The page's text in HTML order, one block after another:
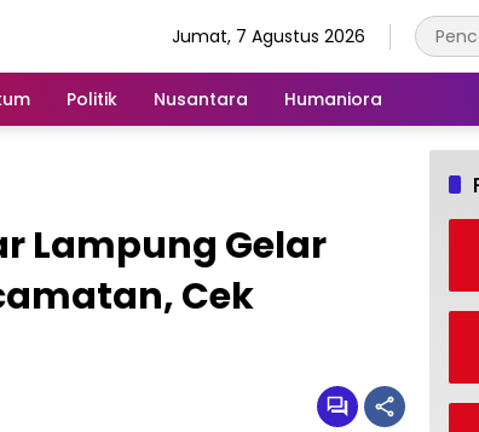
Jumat, 7 Agustus 2026
Politik Nusantara Humaniora
Lampung Gelar
Cek